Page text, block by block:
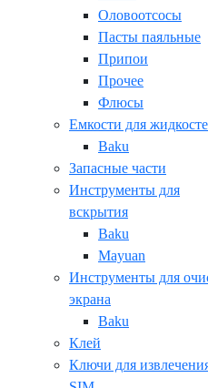
Оловоотсосы
Пасты паяльные
Припои
Прочее
Флюсы
Емкости для
Baku
Запасные части
Инструменты для
вскрытия
Baku
Mayuan
Инструменты для
экрана
Baku
Клей
Ключи для